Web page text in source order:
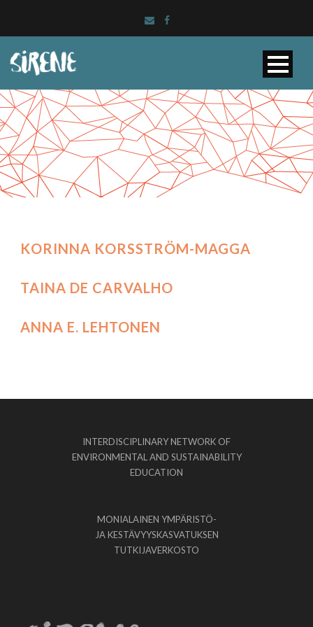
KORINNA KORSSTRÖM-MAGGA
TAINA DE CARVALHO
ANNA E. LEHTONEN
INTERDISCIPLINARY NETWORK OF
ENVIRONMENTAL AND SUSTAINABILITY
EDUCATION
MONIALAINEN YMPÄRISTÖ-
JA KESTÄVYYSKASVATUKSEN
TUTKIJAVERKOSTO